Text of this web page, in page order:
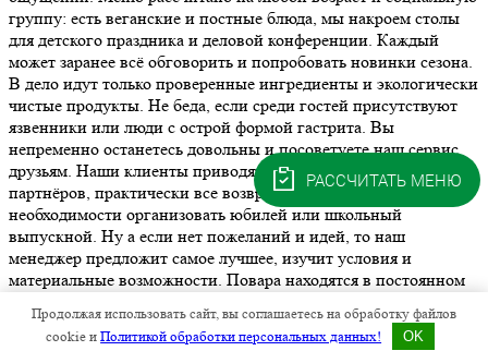
группу: есть веганские и постные блюда, мы накроем столы
для детского праздника и деловой конференции. Каждый
может заранее всё обговорить и попробовать новинки сезона.
В дело идут только проверенные ингредиенты и экологически
чистые продукты. Не беда, если среди гостей присутствуют
язвенники или люди с острой формой гастрита. Вы
непременно останетесь довольны и посоветуете наш сервис
друзьям. Наши клиенты приводят коллег и деловых
партнёров, практически все возвращаются к нам снова при
необходимости организовать юбилей или школьный
выпускной. Ну а если нет пожеланий и идей, то наш
менеджер предложит самое лучшее, изучит условия и
материальные возможности. Повара находятся в постоянном
столичные коллеги и зарубежные друзья. Впечатления от
полноценного праздника навсегда останутся в сердце, а
Продолжая использовать сайт, вы соглашаетесь на обработку файлов
cookie иПолитикой обработки персональных данных! OK
РАССЧИТАТЬ МЕНЮ